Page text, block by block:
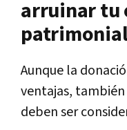
arruinar tu
Aunque la
ventajas,
deben ser